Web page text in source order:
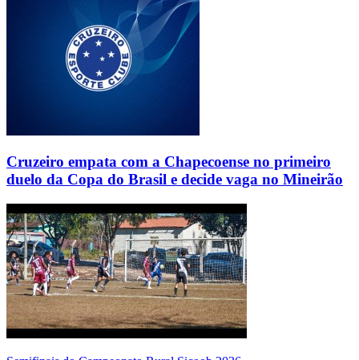
Cruzeiro empata com a Chapecoense no primeiro
duelo da Copa do Brasil e decide vaga no Mineirão